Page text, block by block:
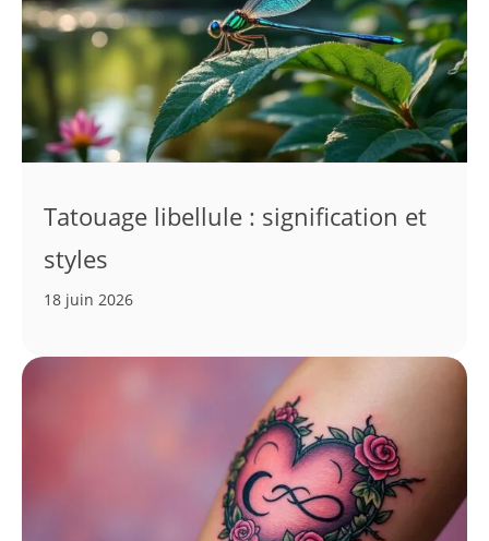
Tatouage libellule : signification et
styles
18 juin 2026